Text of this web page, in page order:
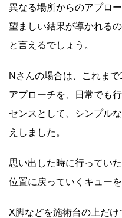
異なる場所からのアプロ
望ましい結果が導かれる
と言えるでしょう。
Nさんの場合は、これま
アプローチを、日常でも
センスとして、シンプル
えしました。
思い出した時に行ってい
位置に戻っていくキュー
X脚などを施術台の上だ